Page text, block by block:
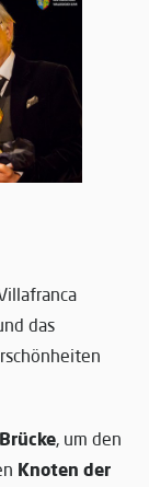
das
, um den
Knoten der